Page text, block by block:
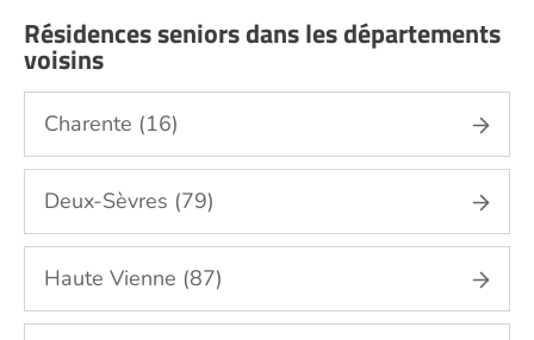
Résidences seniors dans les départements
voisins
Charente (16)
Deux-Sèvres (79)
Haute Vienne (87)